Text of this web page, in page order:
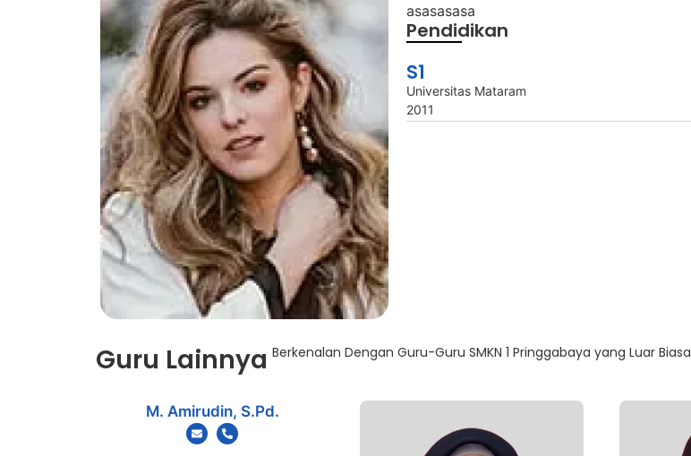
asasasasa
Pendidikan
S1
Universitas Mataram
2011
Guru Lainnya Berkenalan Dengan Guru-Guru SMKN 1 Pringgabaya yang Luar Biasa
M. Amirudin, S.Pd.